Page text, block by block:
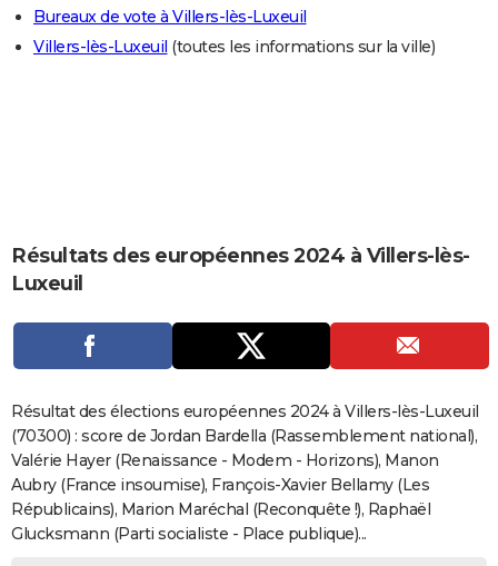
Art de vivre
Bien-être
Loisirs
Mode
Modes de vie
CARTE DE VOEUX
Carte de Noël
Carte Bonne année
Carte Saint-Valentin
Carte Pâques
Carte d'anniversaire
Dictionnaire
Biographies
Expressions
Proverbes
PROGRAMME TV
S'inscrire
Se connecter
Lycées
Collèges
Primaires
Universités
Entreprises
Service militaire
Avis de recherche
AVIS DE DÉCÈS
FORUM
Bricolage
Lifestyle
Culture
SportAuto
Television
Voyage
Cinema
Bureaux de vote à Villers-lès-Luxeuil
Villers-lès-Luxeuil (toutes les informations sur la ville)
Résultats des européennes 2024 à Villers-lès-
Luxeuil
Résultat des élections européennes 2024 à Villers-lès-Luxeuil
(70300) : score de Jordan Bardella (Rassemblement national),
Valérie Hayer (Renaissance - Modem - Horizons), Manon
Aubry (France insoumise), François-Xavier Bellamy (Les
Républicains), Marion Maréchal (Reconquête !), Raphaël
Glucksmann (Parti socialiste - Place publique)...